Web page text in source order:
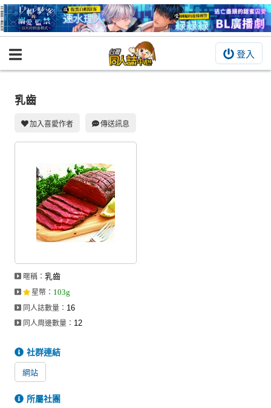
登入
BOOKY書集倉庫
同人周邊
活動&消息
同人誌活動
最新消息
同人相關店家
宣傳&交流
工作委託
繪圖藝廊
攤位轉讓區
乳齒
加入喜愛作者 傳送訊息
暱稱：乳齒
星幣 ： 103g
同人誌數量： 16
同人周邊數量： 12
社群連結
網站
所屬社團